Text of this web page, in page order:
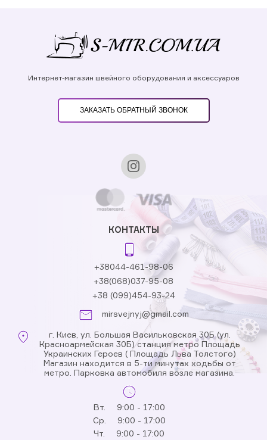
Интернет-магазин швейного оборудования и аксессуаров
ЗАКАЗАТЬ ОБРАТНЫЙ ЗВОНОК
КОНТАКТЫ
+38044-461-98-06
+38(068)037-95-08
+38 (099)454-93-24
mirsvejnyj@gmail.com
г. Киев, ул. Большая Васильковская 30Б (ул.
Красноармейская 30Б) станция метро Площадь
Украинских Героев ( Площадь Льва Толстого)
Магазин находится в 5-ти минутах ходьбы от
метро. Парковка автомобиля возле магазина.
Вт.
9:00 - 17:00
Ср.
9:00 - 17:00
Чт.
9:00 - 17:00